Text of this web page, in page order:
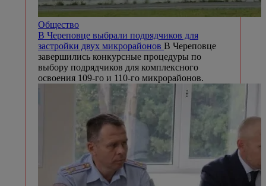
Общество
В Череповце выбрали подрядчиков для
застройки двух микрорайонов В Череповце
завершились конкурсные процедуры по
выбору подрядчиков для комплексного
освоения 109-го и 110-го микрорайонов.